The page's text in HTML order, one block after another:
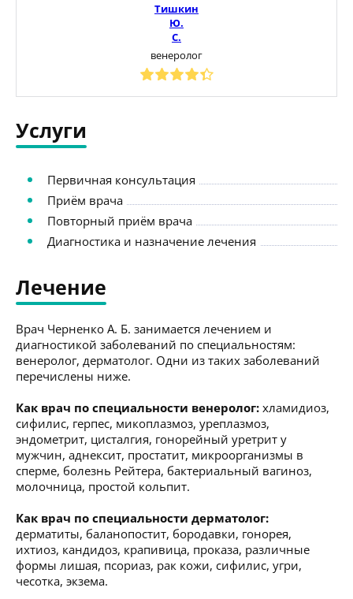
Тишкин
Ю.
С.
венеролог
Услуги
Первичная консультация
Приём врача
Повторный приём врача
Диагностика и назначение лечения
Лечение
Врач Черненко А. Б. занимается лечением и
диагностикой заболеваний по специальностям:
венеролог, дерматолог. Одни из таких заболеваний
перечислены ниже.
Как врач по специальности венеролог: хламидиоз,
сифилис, герпес, микоплазмоз, уреплазмоз,
эндометрит, цисталгия, гонорейный уретрит у
мужчин, аднексит, простатит, микроорганизмы в
сперме, болезнь Рейтера, бактериальный вагиноз,
молочница, простой кольпит.
Как врач по специальности дерматолог:
дерматиты, баланопостит, бородавки, гонорея,
ихтиоз, кандидоз, крапивица, проказа, различные
формы лишая, псориаз, рак кожи, сифилис, угри,
чесотка, экзема.